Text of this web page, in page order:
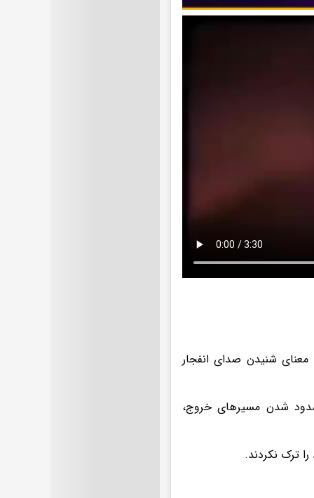
معنای شنیدن صدای انفجار
شدن مسیرهای خروج،
ترک نکردند.